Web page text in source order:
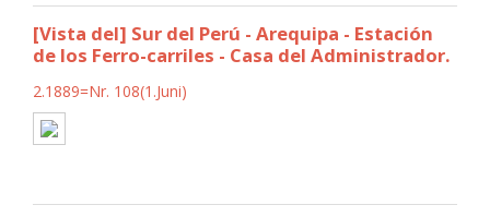
[Vista del] Sur del Perú - Arequipa - Estación
de los Ferro-carriles - Casa del Administrador.
2.1889=Nr. 108(1.Juni)